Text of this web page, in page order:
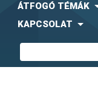
ÁTFOGÓ TÉMÁK
KAPCSOLAT